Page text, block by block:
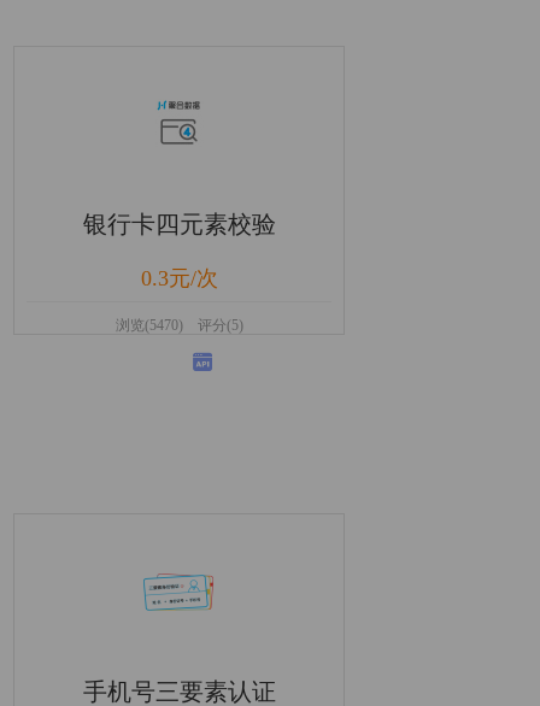
银行卡四元素校验
0.3元/次
浏览(5470) 评分(5)
手机号三要素认证